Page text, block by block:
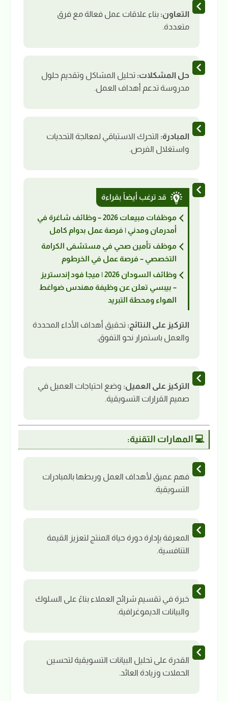
التعاون: بناء علاقات عمل فعالة مع فرق
متعددة.
حل المشكلات: تحليل المشاكل وتقديم حلول
مدروسة تدعم أهداف العمل.
المبادرة: التحرك الاستباقي لمعالجة التحديات
واستغلال الفرص.
قد ترغب أيضاً بقراءة
موظفات مبيعات 2026 – وظائف شاغرة في
أمدرمان ومدني | فرصة عمل بدوام كامل
موظف تأمين صحي في مستشفى الكرامة
التخصصي – فرصة عمل في الخرطوم
وظائف السودان 2026 | ميجا فود إندستريز
– بيبسي تعلن عن وظيفة مهندس ضواغط
الهواء ومحطة التبريد
التركيز على النتائج: تحقيق أهداف الأداء المحددة
والعمل باستمرار نحو التفوق.
التركيز على العميل: وضع احتياجات العميل في
صميم القرارات التسويقية.
💻 المهارات التقنية:
فهم عميق لأهداف العمل وربطها بالمبادرات
التسويقية.
المعرفة بإدارة دورة حياة المنتج لتعزيز القيمة
التنافسية.
خبرة في تقسيم شرائح العملاء بناءً على السلوك
والبيانات الديموغرافية.
القدرة على تحليل البيانات التسويقية لتحسين
الحملات وزيادة العائد.